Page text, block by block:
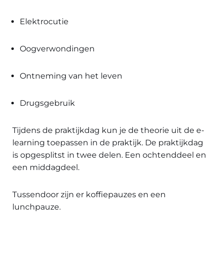
Elektrocutie
Oogverwondingen
Ontneming van het leven
Drugsgebruik
Tijdens de praktijkdag kun je de theorie uit de e-
learning toepassen in de praktijk. De praktijkdag
is opgesplitst in twee delen. Een ochtenddeel en
een middagdeel.
Tussendoor zijn er koffiepauzes en een
lunchpauze.